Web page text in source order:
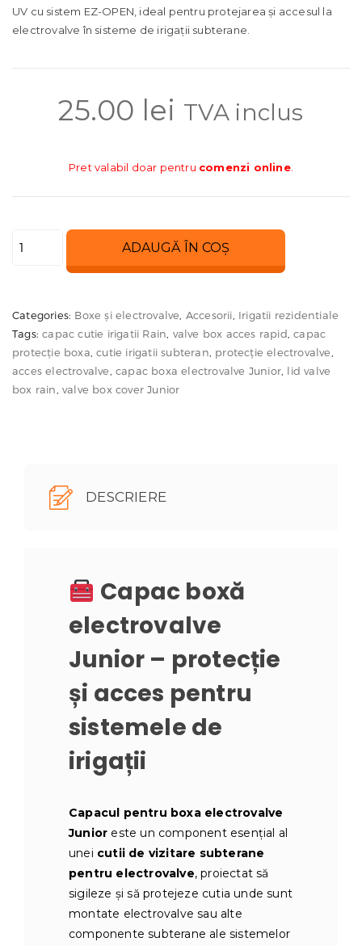
UV cu sistem EZ-OPEN, ideal pentru protejarea și accesul la
electrovalve în sisteme de irigații subterane.
25.00 lei TVA inclus
Pret valabil doar pentru comenzi online.
Cantitate
Junior
ADAUGĂ ÎN COȘ
Categories: Boxe și electrovalve Accesorii Irigatii rezidentiale
Tags:capac cutie irigatii Rain valve box acces rapid ,capac
protecție boxa ,cutie irigatii subteran protecție electrovalve
acces electrovalve ,capac boxa electrovalve Junior lid valve
box rain ,valve box cover Junior
DESCRIERE
Capac boxă
electrovalve
Junior – protecție
și acces pentru
sistemele de
irigații
Capacul pentru boxa electrovalve
Junior este un component esențial al
unei cutii de vizitare subterane
pentru electrovalve, proiectat să
sigileze și să protejeze cutia unde sunt
montate electrovalve sau alte
componente subterane ale sistemelor